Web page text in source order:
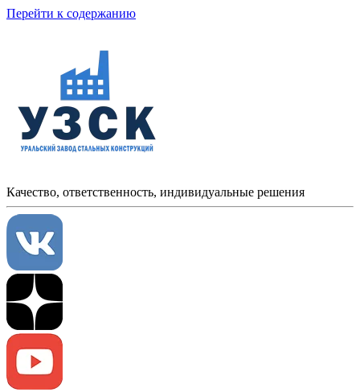
Перейти к содержанию
Качество, ответственность, индивидуальные решения